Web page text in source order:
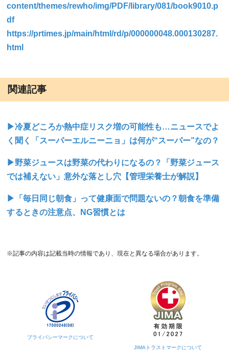
content/themes/rewho/img/PDF/library/081/book9010.p
df
https://prtimes.jp/main/html/rd/p/000000048.000130287.
html
関連記事
▶冷夏どころか熱中症リスク増の可能性も…ニュースでよ
く聞く「スーパーエルニーニョ」は何が“スーパー”なの？
▶野菜ジュースは野菜の代わりになるの？「野菜ジュース
では補えない」意外な落とし穴【管理栄養士が解説】
▶「毎日同じ朝食」って健康面で問題ないの？朝食を準備
するときの注意点、NG習慣とは
※記事の内容は記載当時の情報であり、現在と異なる場合があります。